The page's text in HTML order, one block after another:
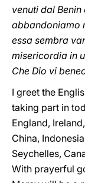
venuti dal
abbandoniamo
essa sembra
misericordia in
Che Dio vi
I greet the
taking part in
England,
China,
Seychelles,
With prayerful